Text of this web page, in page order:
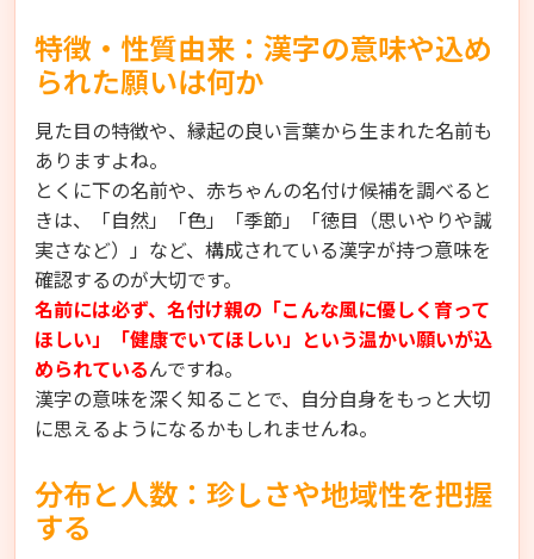
特徴・性質由来：漢字の意味や込め
られた願いは何か
見た目の特徴や、縁起の良い言葉から生まれた名前も
ありますよね。
とくに下の名前や、赤ちゃんの名付け候補を調べると
きは、「自然」「色」「季節」「徳目（思いやりや誠
実さなど）」など、構成されている漢字が持つ意味を
確認するのが大切です。
名前には必ず、名付け親の「こんな風に優しく育って
ほしい」「健康でいてほしい」という温かい願いが込
められているんですね。
漢字の意味を深く知ることで、自分自身をもっと大切
に思えるようになるかもしれませんね。
分布と人数：珍しさや地域性を把握
する